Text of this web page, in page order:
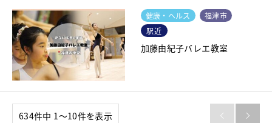
健康・ヘルス
福津市
駅近
加藤由紀子バレエ教室
634件中 1〜10件を表示  